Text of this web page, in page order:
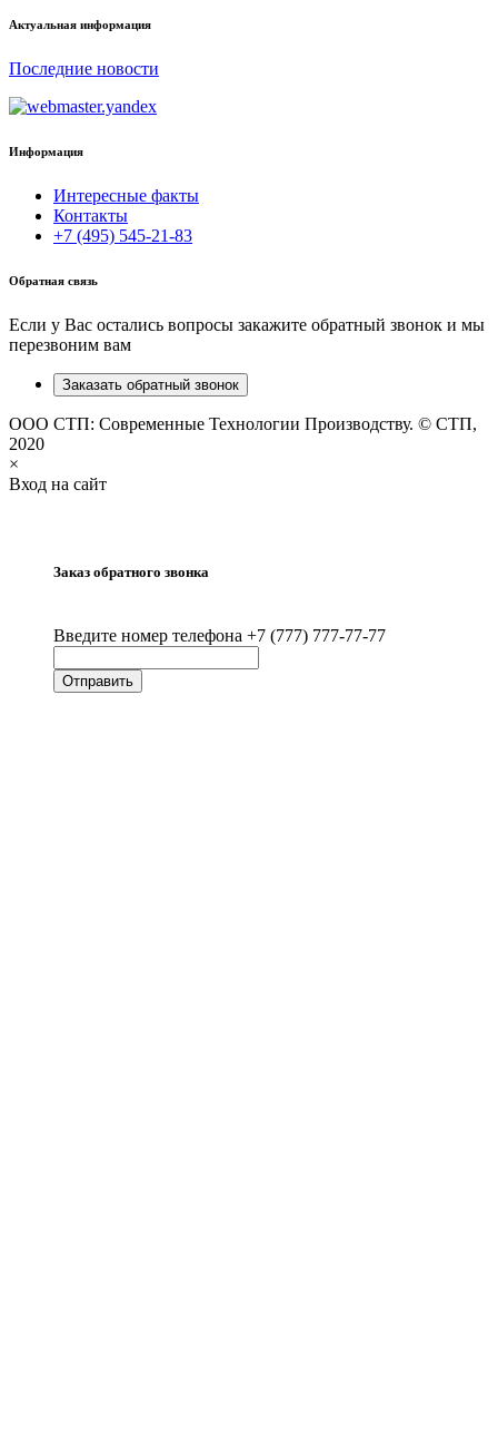
Актуальная информация
Последние новости
Информация
Интересные факты
Контакты
+7 (495) 545-21-83
Обратная связь
Если у Вас остались вопросы закажите обратный звонок и мы
перезвоним вам
Заказать обратный звонок
ООО СТП: Современные Технологии Производству. © СТП,
2020
×
Вход на сайт
Заказ обратного звонка
Введите номер телефона +7 (777) 777-77-77
Отправить